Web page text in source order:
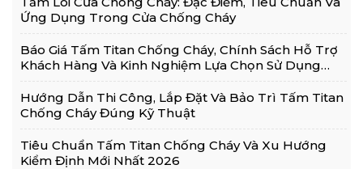
Ứng Dụng Trong Cửa Chống Cháy
Báo Giá Tấm Titan Chống Cháy, Chính Sách Hỗ Trợ
Khách Hàng Và Kinh Nghiệm Lựa Chọn Sử Dụng
Hướng Dẫn Thi Công, Lắp Đặt Và Bảo Trì Tấm Titan
Chống Cháy Đúng Kỹ Thuật
Tiêu Chuẩn Tấm Titan Chống Cháy Và Xu Hướng
Kiểm Định Mới Nhất 2026